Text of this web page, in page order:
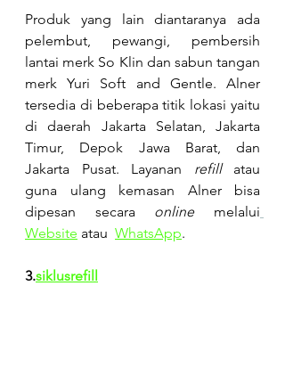
Produk yang lain diantaranya ada
pelembut, pewangi, pembersih
lantai merk So Klin dan sabun tangan
merk Yuri Soft and Gentle. Alner
tersedia di beberapa titik lokasi yaitu
di daerah Jakarta Selatan, Jakarta
Timur, Depok Jawa Barat, dan
Jakarta Pusat. Layanan refill atau
guna ulang kemasan Alner bisa
dipesan secara online melalui
Website atau WhatsApp.
3.siklusrefill